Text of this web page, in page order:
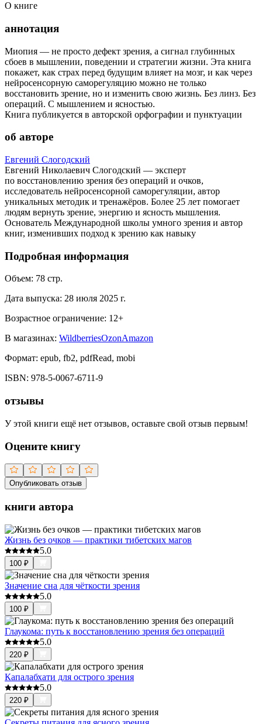
О книге
аннотация
Миопия — не просто дефект зрения, а сигнал глубинных
сбоев в мышлении, поведении и стратегии жизни. Эта книга
покажет, как страх перед будущим влияет на мозг, и как через
нейросенсорную саморегуляцию можно не только
восстановить зрение, но и изменить свою жизнь. Без линз. Без
операций. С мышлением и ясностью.
Книга публикуется в авторской орфографии и пунктуации
об авторе
Евгений Слогодский
Евгений Николаевич Слогодский — эксперт
по восстановлению зрения без операций и очков,
исследователь нейросенсорной саморегуляции, автор
уникальных методик и тренажёров. Более 25 лет помогает
людям вернуть зрение, энергию и ясность мышления.
Основатель Международной школы умного зрения и автор
книг, изменивших подход к зрению как навыку
Подробная информация
Объем: 78 стр.
Дата выпуска: 28 июля 2025 г.
Возрастное ограничение: 12+
В магазинах: WildberriesOzonAmazon
Формат: epub, fb2, pdfRead, mobi
ISBN: 978-5-0067-6711-9
отзывы
У этой книги ещё нет отзывов, оставьте свой отзыв первым!
Оцените книгу
Опубликовать отзыв
книги автора
Жизнь без очков — практики тибетских магов
5.0
100 ₽
Значение сна для чёткости зрения
5.0
100 ₽
Глаукома: путь к восстановлению зрения без операций
5.0
220 ₽
Капалабхати для острого зрения
5.0
220 ₽